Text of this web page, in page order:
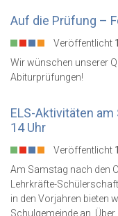
Auf die Prüfung –
Veröffentlicht
Wir wünschen unserer
Abiturprüfungen!
ELS-Aktivitäten
14 Uhr
Veröffentlicht
Am Samstag nach den
Lehrkräfte-
in den Vorjahren bieten
Schulgemeinde an.